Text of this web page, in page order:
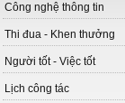
Công nghệ thông tin
Thi đua - Khen thưởng
Người tốt - Việc tốt
Lịch công tác